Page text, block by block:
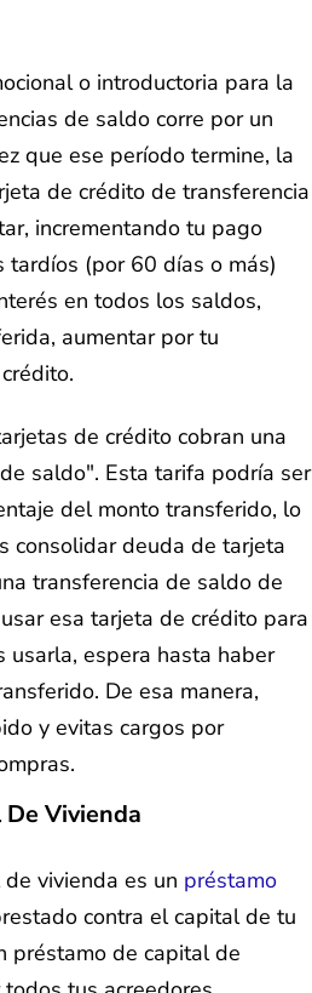
o introductoria para la
de saldo corre por un
que ese período termine, la
de crédito de transferencia
incrementando tu pago
tardíos (por 60 días o más)
en todos los saldos,
aumentar por tu
de crédito cobran una
saldo". Esta tarifa podría ser
del monto transferido, lo
consolidar deuda de tarjeta
transferencia de saldo de
esa tarjeta de crédito para
usarla, espera hasta haber
De esa manera,
y evitas cargos por
Vivienda
vivienda es un préstamo
contra el capital de tu
préstamo de capital de